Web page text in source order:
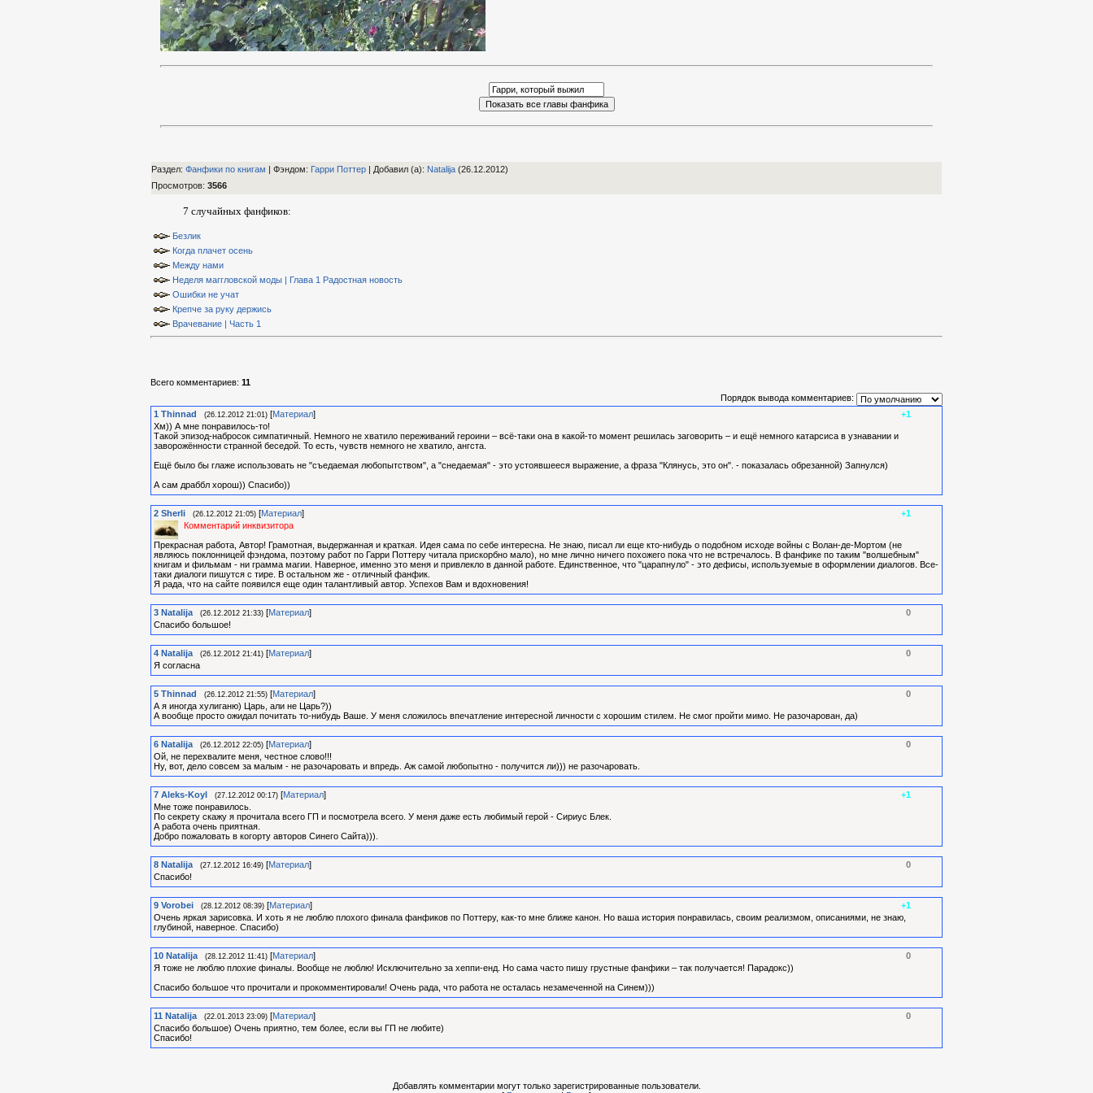
Раздел: Фанфики по книгам | Фэндом: Гарри Поттер | Добавил (а): Natalija (26.12.2012)
Просмотров: 3566
7 случайных фанфиков:
Безлик
Когда плачет осень
Между нами
Неделя маггловской моды | Глава 1 Радостная новость
Ошибки не учат
Крепче за руку держись
Врачевание | Часть 1
Всего комментариев: 11
Порядок вывода комментариев:
+1
1 Thinnad (26.12.2012 21:01) [Материал]
Хм)) А мне понравилось-то!
Такой эпизод-набросок симпатичный. Немного не хватило переживаний героини – всё-таки она в какой-то момент решилась заговорить – и ещё немного катарсиса в узнавании и
заворожённости странной беседой. То есть, чувств немного не хватило, ангста.
Ещё было бы глаже использовать не "съедаемая любопытством", а "снедаемая" - это устоявшееся выражение, а фраза "Клянусь, это он". - показалась обрезанной) Запнулся)
А сам драббл хорош)) Спасибо))
+1
2 Sherli (26.12.2012 21:05) [Материал]
Комментарий инквизитора
Прекрасная работа, Автор! Грамотная, выдержанная и краткая. Идея сама по себе интересна. Не знаю, писал ли еще кто-нибудь о подобном исходе войны с Волан-де-Мортом (не
являюсь поклонницей фэндома, поэтому работ по Гарри Поттеру читала прискорбно мало), но мне лично ничего похожего пока что не встречалось. В фанфике по таким "волшебным"
книгам и фильмам - ни грамма магии. Наверное, именно это меня и привлекло в данной работе. Единственное, что "царапнуло" - это дефисы, используемые в оформлении диалогов. Все-
таки диалоги пишутся с тире. В остальном же - отличный фанфик.
Я рада, что на сайте появился еще один талантливый автор. Успехов Вам и вдохновения!
0
3 Natalija (26.12.2012 21:33) [Материал]
Спасибо большое!
0
4 Natalija (26.12.2012 21:41) [Материал]
Я согласна
0
5 Thinnad (26.12.2012 21:55) [Материал]
А я иногда хулиганю) Царь, али не Царь?))
А вообще просто ожидал почитать то-нибудь Ваше. У меня сложилось впечатление интересной личности с хорошим стилем. Не смог пройти мимо. Не разочарован, да)
0
6 Natalija (26.12.2012 22:05) [Материал]
Ой, не перехвалите меня, честное слово!!!
Ну, вот, дело совсем за малым - не разочаровать и впредь. Аж самой любопытно - получится ли))) не разочаровать.
+1
7 Aleks-Koyl (27.12.2012 00:17) [Материал]
Мне тоже понравилось.
По секрету скажу я прочитала всего ГП и посмотрела всего. У меня даже есть любимый герой - Сириус Блек.
А работа очень приятная.
Добро пожаловать в когорту авторов Синего Сайта))).
0
8 Natalija (27.12.2012 16:49) [Материал]
Спасибо!
+1
9 Vorobei (28.12.2012 08:39) [Материал]
Очень яркая зарисовка. И хоть я не люблю плохого финала фанфиков по Поттеру, как-то мне ближе канон. Но ваша история понравилась, своим реализмом, описаниями, не знаю,
глубиной, наверное. Спасибо)
0
10 Natalija (28.12.2012 11:41) [Материал]
Я тоже не люблю плохие финалы. Вообще не люблю! Исключительно за хеппи-енд. Но сама часто пишу грустные фанфики – так получается! Парадокс))
Спасибо большое что прочитали и прокомментировали! Очень рада, что работа не осталась незамеченной на Синем)))
0
11 Natalija (22.01.2013 23:09) [Материал]
Спасибо большое) Очень приятно, тем более, если вы ГП не любите)
Спасибо!
Добавлять комментарии могут только зарегистрированные пользователи.